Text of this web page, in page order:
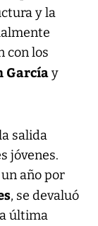
y la
con los
Garcíay
salida
jóvenes.
año por
, se devaluó
última